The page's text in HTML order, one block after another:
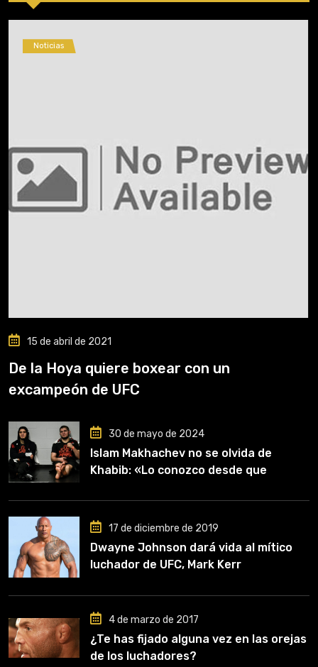
Noticias
15 de abril de 2021
De la Hoya quiere boxear con un
excampeón de UFC
30 de mayo de 2024
Islam Makhachev no se olvida de
Khabib: «Lo conozco desde que
clave en mi carrera»
17 de diciembre de 2019
Dwayne Johnson dará vida al mítico
luchador de UFC, Mark Kerr
4 de marzo de 2017
¿Te has fijado alguna vez en las orejas
de los luchadores?